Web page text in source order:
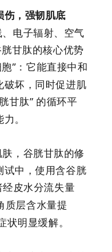
伤，强韧肌底
电子辐射、空气
甘肽的核心优势
”：它能直接中和
破坏，同时促进肌
甘肽” 的循环平
。
，谷胱甘肽的修
试中，使用含谷胱
皮水分流失量
质层含水量提
状明显缓解。